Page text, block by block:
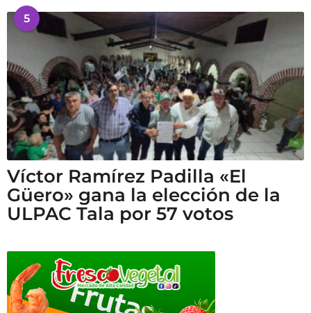
5
Víctor Ramírez Padilla «El
Güero» gana la elección de la
ULPAC Tala por 57 votos